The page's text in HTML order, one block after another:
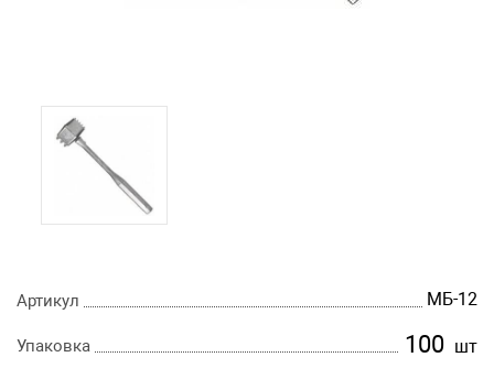
Артикул МБ-12
Упаковка 100 шт